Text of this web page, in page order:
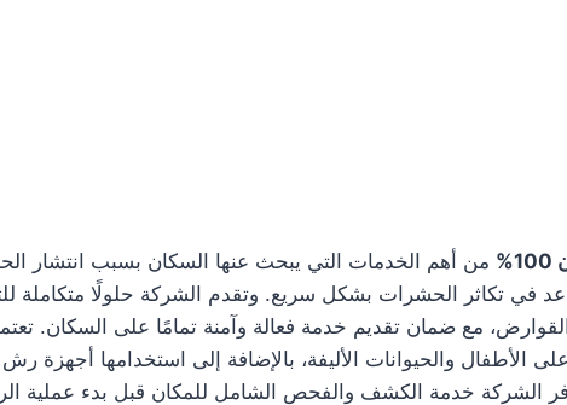
من أهم الخدمات التي يبحث عنها السكان بسبب انتشار
في تكاثر الحشرات بشكل سريع. وتقدم الشركة حلولًا
مع ضمان تقديم خدمة فعالة وآمنة تمامًا على السكان.
على الأطفال والحيوانات الأليفة، بالإضافة إلى استخدامها
الشركة خدمة الكشف والفحص الشامل للمكان قبل بدء عملية